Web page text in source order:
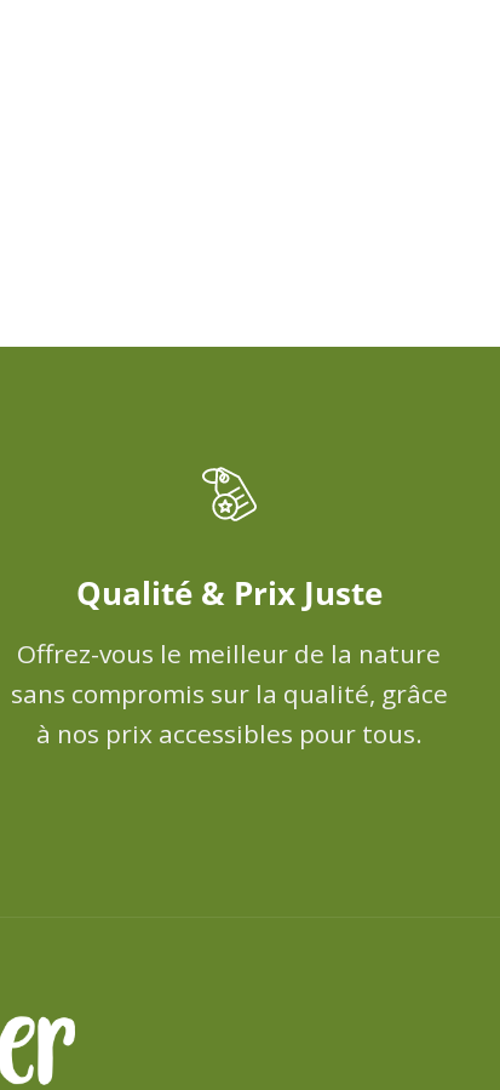
Qualité & Prix Juste
Offrez-vous le meilleur de la nature
sans compromis sur la qualité, grâce
à nos prix accessibles pour tous.